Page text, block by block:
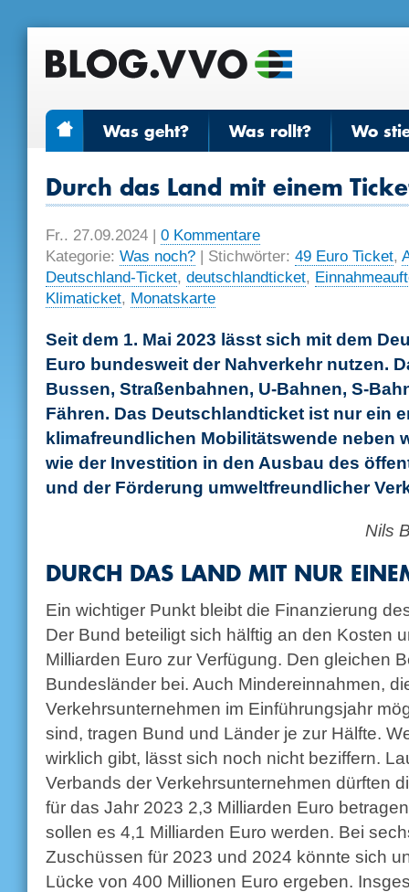
Was geht? Was rollt? Wo
Durch das Land mit einem
Fr.. 27.09.2024 | 0 Kommentare
Kategorie: Was noch? | Stichwörter: 49 Euro Ticket,
Deutschland-Ticket, deutschlandticket,
Klimaticket, Monatskarte
Seit dem 1. Mai 2023 lässt sich mit dem
Euro bundesweit der Nahverkehr nutzen.
Bussen, Straßenbahnen, U-Bahnen, S-
Fähren. Das Deutschlandticket ist nur ein
klimafreundlichen Mobilitätswende neben
wie der Investition in den Ausbau des
und der Förderung umweltfreundlicher
Nils
DURCH DAS LAND MIT NUR
Ein wichtiger Punkt bleibt die Finanzierung
Der Bund beteiligt sich hälftig an den Kosten
Milliarden Euro zur Verfügung. Den gleichen
Bundesländer bei. Auch Mindereinnahmen,
Verkehrsunternehmen im Einführungsjahr
sind, tragen Bund und Länder je zur Hälfte.
wirklich gibt, lässt sich noch nicht beziffern.
Verbands der Verkehrsunternehmen dürften
für das Jahr 2023 2,3 Milliarden Euro
sollen es 4,1 Milliarden Euro werden. Bei
Zuschüssen für 2023 und 2024 könnte sich
Lücke von 400 Millionen Euro ergeben.